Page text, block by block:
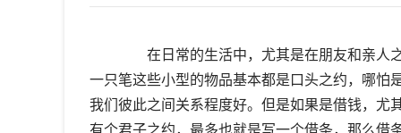
在日常的生活中，尤其是在朋友和亲人之
一只笔这些小型的物品基本都是口头之约，哪怕
我们彼此之间关系程度好。但是如果是借钱，尤
有个君子之约，最多也就是写一个借条，那么借